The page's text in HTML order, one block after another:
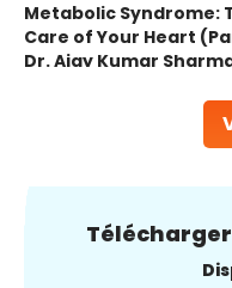
Metabolic Syndrome:
Care of Your Heart
Dr. Ajay Kumar
Télécharger